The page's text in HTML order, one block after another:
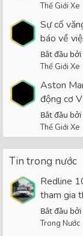
Thế Giới Xe
Sự cố
báo về
Bắt đầu
Thế Giới Xe
Aston
động cơ
Bắt đầu
Thế Giới Xe
Tin trong nước
Redline
tham gia
Bắt đầu
Trong Nước